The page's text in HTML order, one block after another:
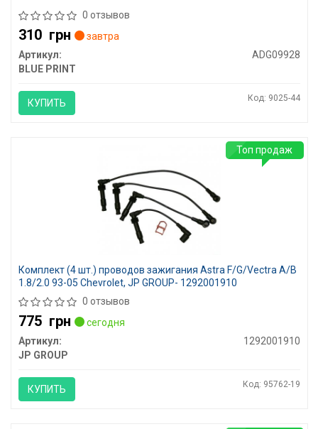
0 отзывов
310 грн
завтра
Артикул:
ADG09928
BLUE PRINT
КУПИТЬ Код: 9025-44
Комплект (4 шт.) проводов зажигания Astra F/G/Vectra A/B
1.8/2.0 93-05 Chevrolet, JP GROUP- 1292001910
0 отзывов
775 грн
сегодня
Артикул:
1292001910
JP GROUP
КУПИТЬ Код: 95762-19
Топ продаж